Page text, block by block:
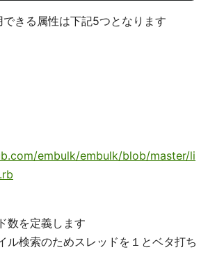
きる属性は下記5つとなります
embulk/embulk/blob/master/li
数を定義します
ル検索のためスレッドを１とベタ打ち